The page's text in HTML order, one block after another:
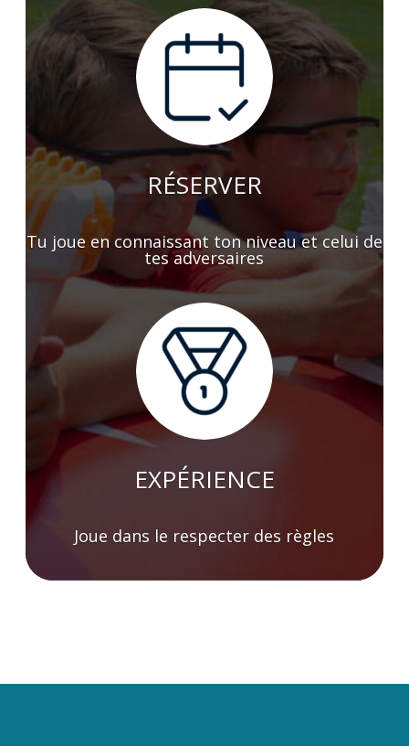
RÉSERVER
Tu joue en connaissant ton niveau et celui de
tes adversaires
EXPÉRIENCE
Joue dans le respecter des règles